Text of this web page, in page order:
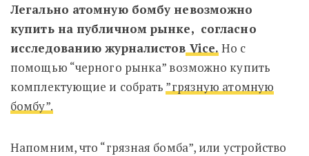
Легально атомную бомбу невозможно
купить на публичном рынке, согласно
исследованию журналистов Vice. Но с
помощью “черного рынка” возможно купить
комплектующие и собрать ”грязную атомную
бомбу”.
Напомним, что “грязная бомба”, или устройство